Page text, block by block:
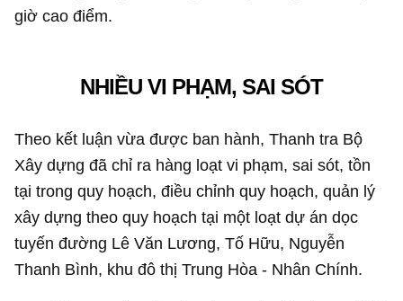
giờ cao điểm.
NHIỀU VI PHẠM, SAI SÓT
Theo kết luận vừa được ban hành, Thanh tra Bộ
Xây dựng đã chỉ ra hàng loạt vi phạm, sai sót, tồn
tại trong quy hoạch, điều chỉnh quy hoạch, quản lý
xây dựng theo quy hoạch tại một loạt dự án dọc
tuyến đường Lê Văn Lương, Tố Hữu, Nguyễn
Thanh Bình, khu đô thị Trung Hòa - Nhân Chính.